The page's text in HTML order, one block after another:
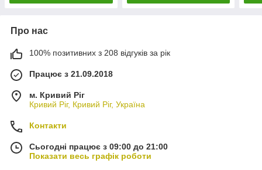
Про нас
100% позитивних з 208 відгуків за рік
Працює з 21.09.2018
м. Кривий Ріг
Кривий Ріг, Кривий Ріг, Україна
Контакти
Сьогодні працює з 09:00 до 21:00
Показати весь графік роботи